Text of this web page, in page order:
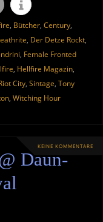
, Bütcher, Century,
, Der Detze Rockt,
, Female Fronted
, Hellfire Magazin,
City, Sintage, Tony
, Witching Hour
KEINE KOMMENTARE
Daun-